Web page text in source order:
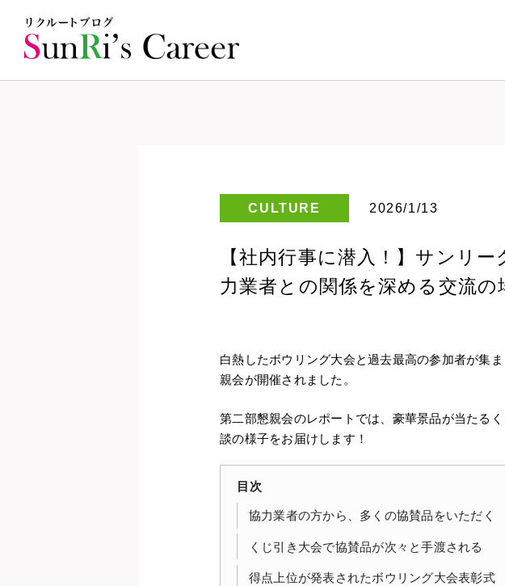
CULTURE 2026/1/13
【社内行事に潜入！】サンリ
力業者との関係を深める交流
白熱したボウリング大会と過去最高の参加者が集
親会が開催されました。
第二部懇親会のレポートでは、豪華景品が当たる
談の様子をお届けします！
目次
協力業者の方から、多くの協賛品をいただく
くじ引き大会で協賛品が次々と手渡される
得点上位が発表されたボウリング大会表彰式